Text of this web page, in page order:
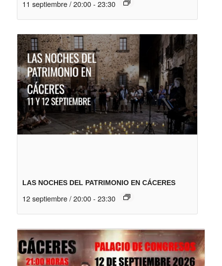
11 septiembre / 20:00 - 23:30
LAS NOCHES DEL PATRIMONIO EN CÁCERES
12 septiembre / 20:00 - 23:30